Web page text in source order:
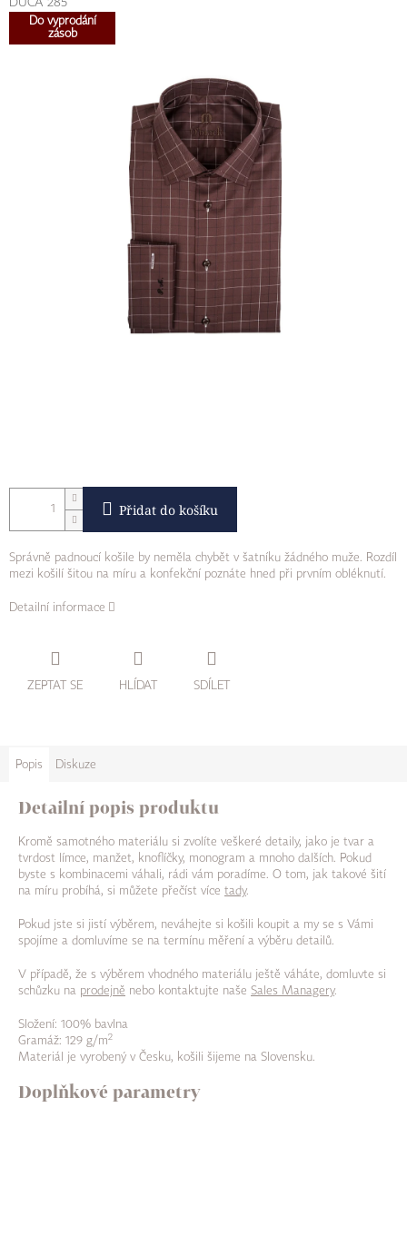
DUCA 285
Do vyprodání
zásob
Přidat do košíku
Správně padnoucí košile by neměla chybět v šatníku žádného muže. Rozdíl
mezi košilí šitou na míru a konfekční poznáte hned při prvním obléknutí.
Detailní informace
ZEPTAT SE HLÍDAT SDÍLET
Popis Diskuze
Detailní popis produktu
Kromě samotného materiálu si zvolíte veškeré detaily, jako je tvar a
tvrdost límce, manžet, knoflíčky, monogram a mnoho dalších. Pokud
byste s kombinacemi váhali, rádi vám poradíme. O tom, jak takové šití
na míru probíhá, si můžete přečíst více tady.
Pokud jste si jistí výběrem, neváhejte si košili koupit a my se s Vámi
spojíme a domluvíme se na termínu měření a výběru detailů.
V případě, že s výběrem vhodného materiálu ještě váháte, domluvte si
schůzku na prodejně nebo kontaktujte naše Sales Managery.
Složení: 100% bavlna
Gramáž: 129 g/m2
Materiál je vyrobený v Česku, košili šijeme na Slovensku.
Doplňkové parametry